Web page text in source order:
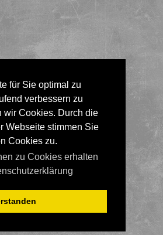
für Sie optimal zu
verbessern zu
wir Cookies. Durch die
Webseite stimmen Sie
Cookies zu.
zu Cookies erhalten